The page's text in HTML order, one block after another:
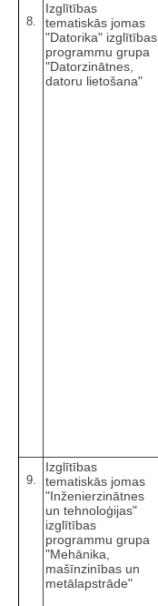
8.
Izglītības
tematiskās jomas
"Datorika" izglītības
programmu grupa
"Datorzinātnes,
datoru lietošana"
9.
Izglītības
tematiskās jomas
"Inženierzinātnes
un tehnoloģijas"
izglītības
programmu grupa
"Mehānika,
mašīnzinības un
metālapstrāde"